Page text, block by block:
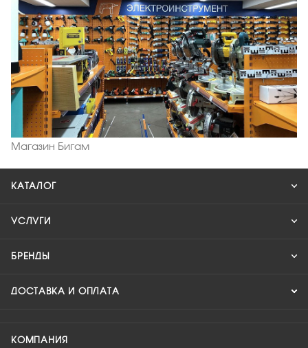
Магазин Бигам
КАТАЛОГ
УСЛУГИ
БРЕНДЫ
ДОСТАВКА И ОПЛАТА
КОМПАНИЯ